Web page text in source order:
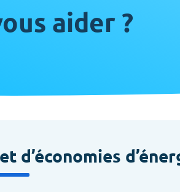
aider ?
d’économies